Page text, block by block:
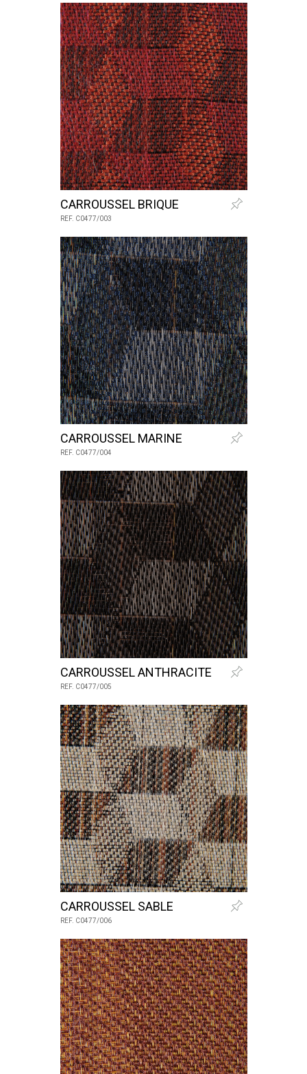
CARROUSSEL BRIQUE
REF. C0477/003
CARROUSSEL MARINE
REF. C0477/004
CARROUSSEL ANTHRACITE
REF. C0477/005
CARROUSSEL SABLE
REF. C0477/006